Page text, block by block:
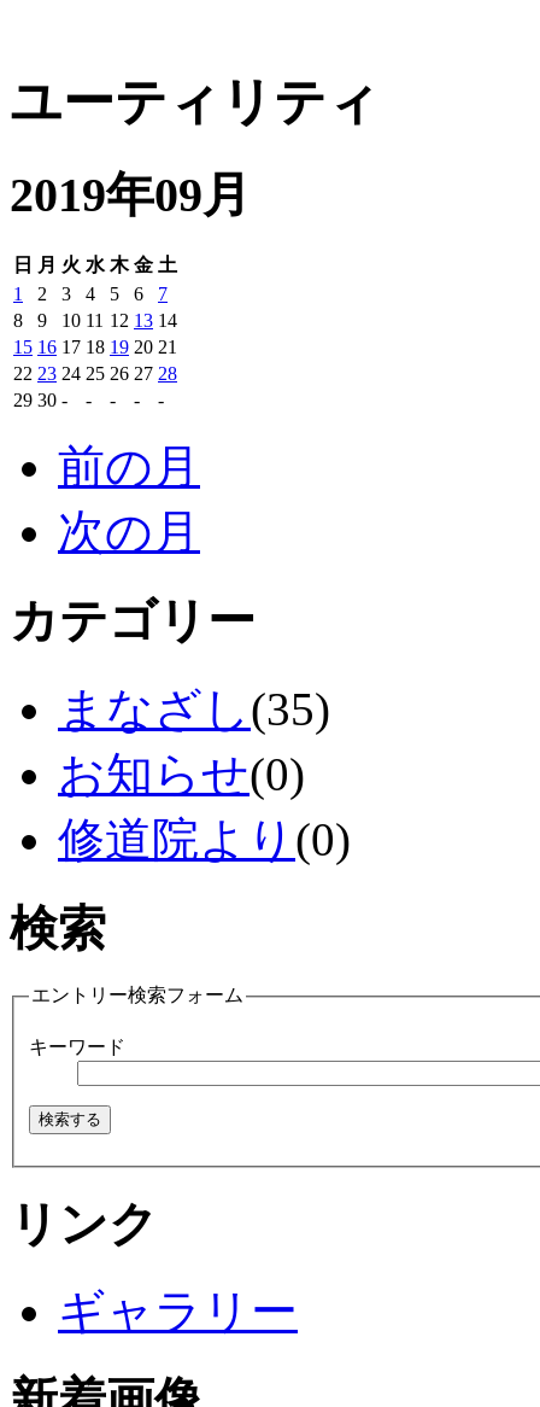
ユーティリティ
2019年09月
日 月 火 水 木 金 土
1
2 3 4 5 6
7
8
9 10 11 12 13 14
15 16 17 18 19 20 21
22 23 24 25 26 27 28
29 30 - - - - -
前の月
次の月
カテゴリー
まなざし(35)
お知らせ(0)
修道院より (0)
検索
エントリー検索フォーム
キーワード
リンク
ギャラリー